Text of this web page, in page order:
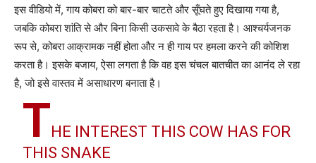
इस वीडियो में, गाय कोबरा को बार-बार चाटते और सूँघते हुए दिखाया गया है,
जबकि कोबरा शांति से और बिना किसी उकसावे के बैठा रहता है। आश्चर्यजनक
रूप से, कोबरा आक्रामक नहीं होता और न ही गाय पर हमला करने की कोशिश
करता है। इसके बजाय, ऐसा लगता है कि वह इस चंचल बातचीत का आनंद ले रहा
है, जो इसे वास्तव में असाधारण बनाता है।
THE INTEREST THIS COW HAS FOR
THIS SNAKE